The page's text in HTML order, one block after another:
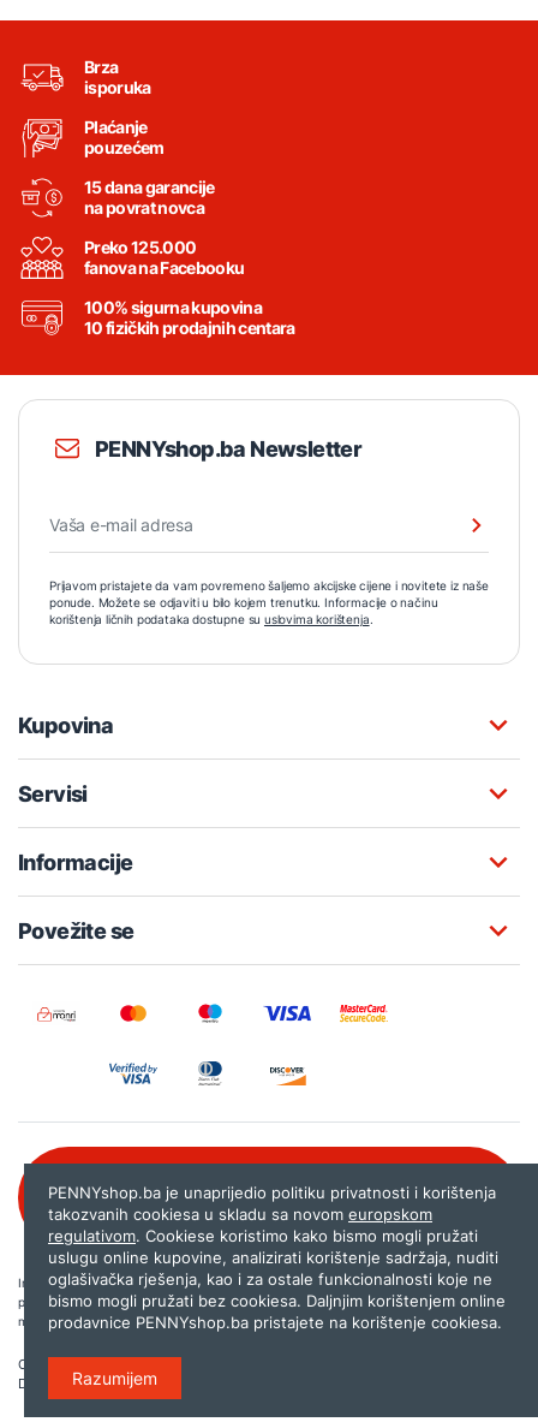
Brza
isporuka
Plaćanje
pouzećem
15 dana garancije
na povrat novca
Preko 125.000
fanova na Facebooku
100% sigurna kupovina
10 fizičkih prodajnih centara
PENNYshop.ba Newsletter
Prijavom pristajete da vam povremeno šaljemo akcijske cijene i novitete iz naše
ponude. Možete se odjaviti u bilo kojem trenutku. Informacije o načinu
korištenja ličnih podataka dostupne su uslovima korištenja.
Kupovina
Servisi
Informacije
Povežite se
080 020 261
Internet trgovina PENNYshop.ba nastoji objavljivati samo provjerene i pravilne
podatke. Ako na našoj stranici otkrijete neistinite, odnosno neadekvatne informacije,
molimo vas da nam to javite nashop@pennyplus.com .
Copyright © 2026.
Dizajn i programiranje:
PENNYshop.ba je unaprijedio politiku privatnosti i korištenja
takozvanih cookiesa u skladu sa novom europskom
regulativom. Cookiese koristimo kako bismo mogli pružati
uslugu online kupovine, analizirati korištenje sadržaja, nuditi
oglašivačka rješenja, kao i za ostale funkcionalnosti koje ne
bismo mogli pružati bez cookiesa. Daljnjim korištenjem online
prodavnice PENNYshop.ba pristajete na korištenje cookiesa.
Razumijem